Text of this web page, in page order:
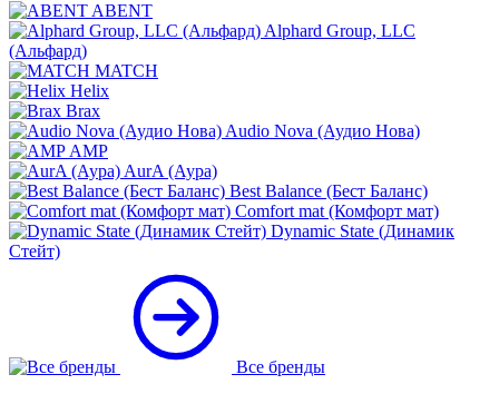
ABENT
Alphard Group, LLC
(Альфард)
MATCH
Helix
Brax
Audio Nova (Аудио Нова)
AMP
AurA (Аура)
Best Balance (Бест Баланс)
Comfort mat (Комфорт мат)
Dynamic State (Динамик
Стейт)
Все бренды